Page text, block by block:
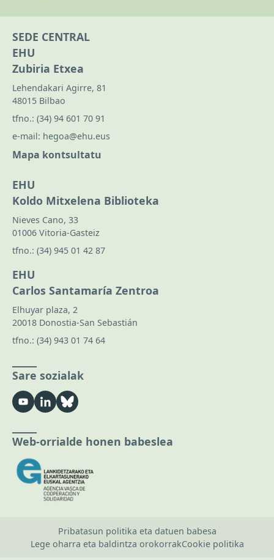
SEDE CENTRAL
EHU
Zubiria Etxea
Lehendakari Agirre, 81
48015 Bilbao
tfno.: (34) 94 601 70 91
e-mail: hegoa@ehu.eus
Mapa kontsultatu
EHU
Koldo Mitxelena Biblioteka
Nieves Cano, 33
01006 Vitoria-Gasteiz
tfno.: (34) 945 01 42 87
EHU
Carlos Santamaría Zentroa
Elhuyar plaza, 2
20018 Donostia-San Sebastián
tfno.: (34) 943 01 74 64
Sare sozialak
Web-orrialde honen babeslea
Pribatasun politika eta datuen babesa
Lege oharra eta baldintza orokorrakCookie politika